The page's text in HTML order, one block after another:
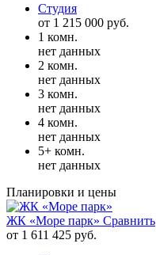
Студия
от 1 215 000 руб.
1 комн.
нет данных
2 комн.
нет данных
3 комн.
нет данных
4 комн.
нет данных
5+ комн.
нет данных
Планировки и цены
ЖК «Море парк» Сравнить
от 1 611 425 руб.